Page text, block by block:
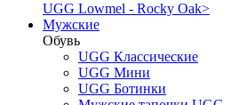
UGG Lowmel - Rocky Oak>
Мужские
Обувь
UGG Классические
UGG Мини
UGG Ботинки